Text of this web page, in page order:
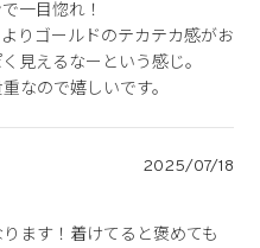
一目惚れ！
りゴールドのテカテカ感がお
見えるなーという感じ。
なので嬉しいです。
2025/07/18
ます！着けてると褒めても